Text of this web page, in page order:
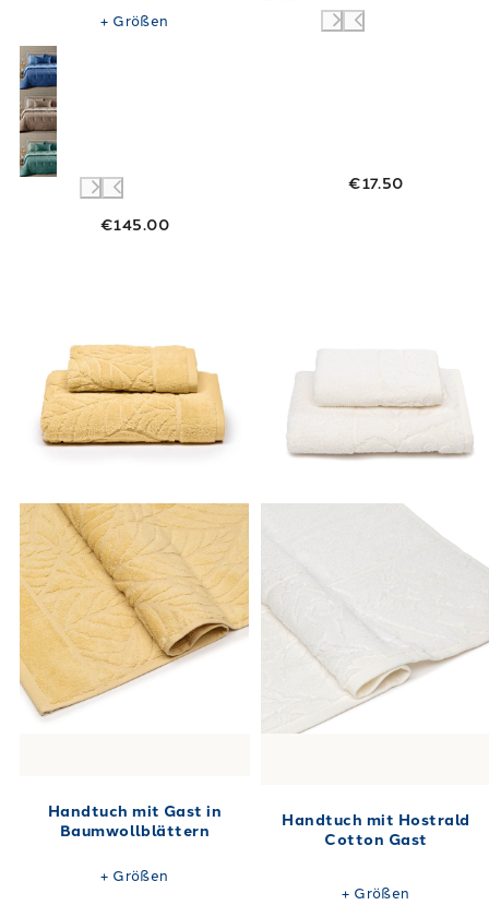
€145.00
+ Größen
€17.50
Handtuch mit Gast in
Baumwollblättern
+ Größen
Handtuch mit Hostrald
Cotton Gast
+ Größen